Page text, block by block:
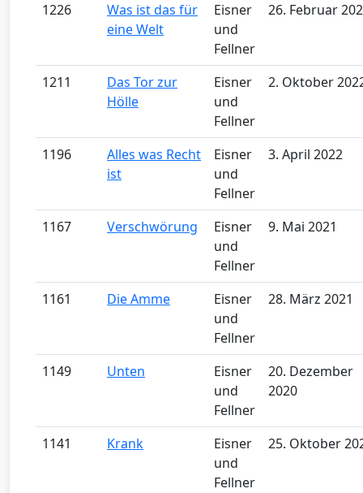
1226
Was ist das für
eine Welt
Eisner
und
Fellner
26. Februar
1211
Das Tor zur
Hölle
Eisner
und
Fellner
2. Oktober
1196
Alles was Recht
ist
Eisner
und
Fellner
3. April 2022
1167 Verschwörung
Eisner
und
Fellner
9. Mai 2021
1161 Die Amme
Eisner
und
Fellner
28. März 2021
1149 Unten
Eisner
und
Fellner
20. Dezember
2020
1141 Krank
Eisner
und
Fellner
25. Oktober